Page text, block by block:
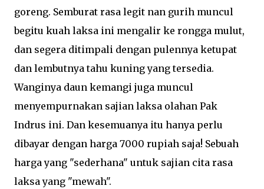
goreng. Semburat rasa legit nan gurih muncul
begitu kuah laksa ini mengalir ke rongga mulut,
dan segera ditimpali dengan pulennya ketupat
dan lembutnya tahu kuning yang tersedia.
Wanginya daun kemangi juga muncul
menyempurnakan sajian laksa olahan Pak
Indrus ini. Dan kesemuanya itu hanya perlu
dibayar dengan harga 7000 rupiah saja! Sebuah
harga yang "sederhana" untuk sajian cita rasa
laksa yang "mewah".